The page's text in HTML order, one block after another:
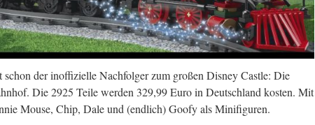
der inoffizielle Nachfolger zum großen Disney Castle: Die
Die 2925 Teile werden 329,99 Euro in Deutschland kosten. Mit
Mouse, Chip, Dale und (endlich) Goofy als Minifiguren.